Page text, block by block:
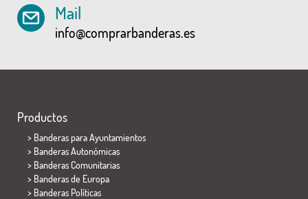
Mail
info@comprarbanderas.es
Productos
> Banderas para Ayuntamientos
> Banderas Autonómicas
> Banderas Comunitarias
> Banderas de Europa
> Banderas Políticas